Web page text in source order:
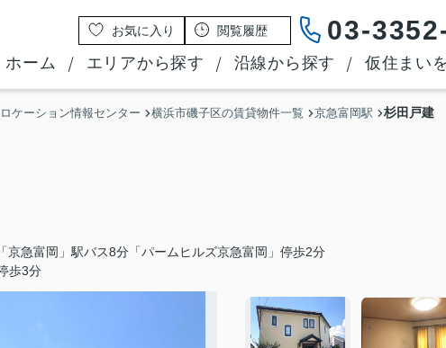
お気に入り 閲覧履歴 03-
ホーム エリアから探す 沿線から探す 仮住まい
ケーション情報センター 横浜市磯子区の賃貸物件一覧 京急富岡駅 杉田戸建
京急富岡」駅バス8分「パームヒルズ京急富岡」停歩2分
歩3分